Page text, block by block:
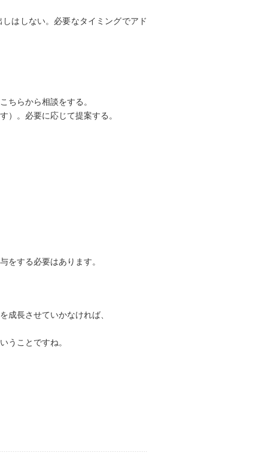
はしない。必要なタイミングでアド
ちらから相談をする。
）。必要に応じて提案する。
をする必要はあります。
成長させていかなければ、
うことですね。